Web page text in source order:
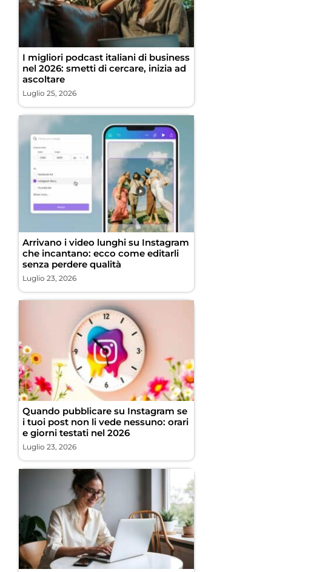
I migliori podcast italiani di business
nel 2026: smetti di cercare, inizia ad
ascoltare
Luglio 25, 2026
Arrivano i video lunghi su Instagram
che incantano: ecco come editarli
senza perdere qualità
Luglio 23, 2026
Quando pubblicare su Instagram se
i tuoi post non li vede nessuno: orari
e giorni testati nel 2026
Luglio 23, 2026